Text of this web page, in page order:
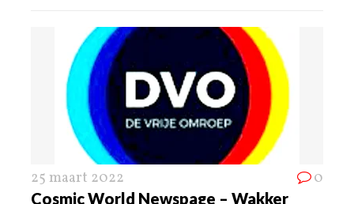
25 maart 2022 0
Cosmic World Newspage – Wakker